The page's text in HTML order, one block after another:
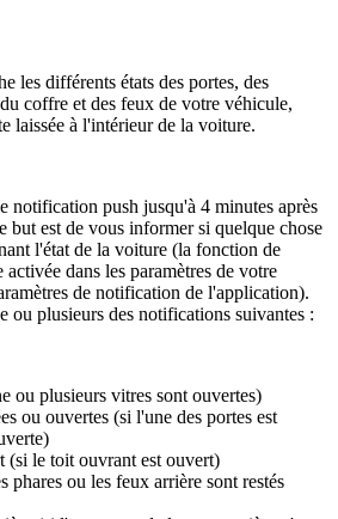
les différents états des portes, des
coffre et des feux de votre véhicule,
laissée à l'intérieur de la voiture.
notification push jusqu'à 4 minutes après
but est de vous informer si quelque chose
l'état de la voiture (la fonction de
dans les paramètres de votre
de notification de l'application).
ou plusieurs des notifications suivantes :
ou plusieurs vitres sont ouvertes)
ou ouvertes (si l'une des portes est
(si le toit ouvrant est ouvert)
phares ou les feux arrière sont restés